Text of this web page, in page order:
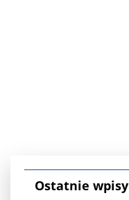
Ostatnie wpisy